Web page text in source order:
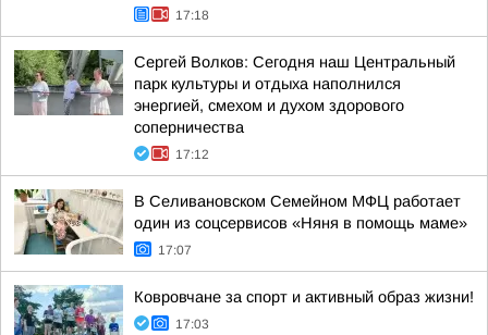
17:18
Сергей Волков: Сегодня наш Центральный
парк культуры и отдыха наполнился
энергией, смехом и духом здорового
соперничества
17:12
В Селивановском Семейном МФЦ работает
один из соцсервисов «Няня в помощь маме»
17:07
Ковровчане за спорт и активный образ жизни!
17:03